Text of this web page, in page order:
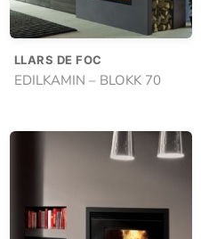
LLARS DE FOC
EDILKAMIN – BLOKK 70